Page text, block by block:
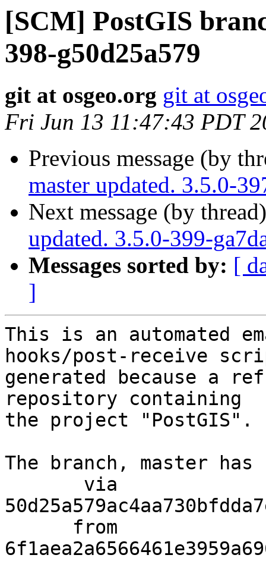
[SCM] PostGIS
398-g50d25a579
git at osgeo.org git at
Fri Jun 13 11:47:43 PDT
Previous message (by
master updated. 3.5.0-
Next message (by
updated. 3.5.0-399-
Messages sorted by: [
]
This is an automated
hooks/post-receive
generated because a
repository containing
the project "PostGIS".
The branch, master has